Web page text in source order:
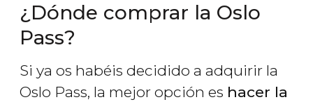
¿Dónde comprar la Oslo
Pass?
Si ya os habéis decidido a adquirir la
Oslo Pass, la mejor opción es hacer la